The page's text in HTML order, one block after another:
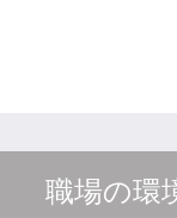
職場の環